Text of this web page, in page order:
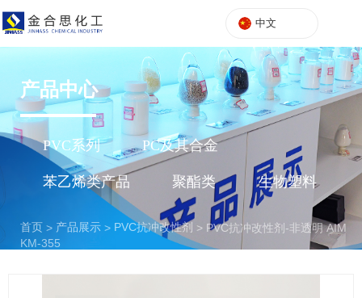
中文
产品中心
PVC系列 PC及其合金
苯乙烯类产品 聚酯类 生物塑料
首页 > 产品展示 > PVC抗冲改性剂 > PVC抗冲改性剂-非透明 AIM
KM-355